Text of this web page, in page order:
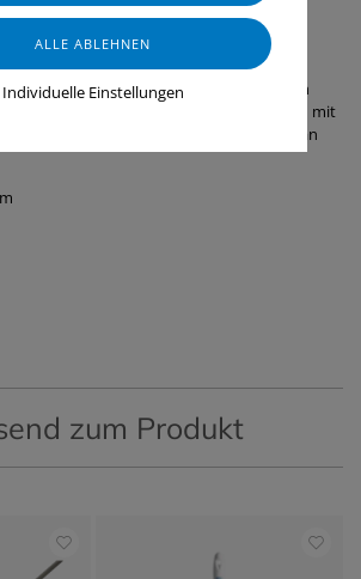
wurde für die Reinigung von Rohren in
und der Fischindustrie entwickelt. Er kann mit
der Artikel-Nr. 53515 bzw. 53525 von Vikan
zum Produkt
Individuelle Einstellungen